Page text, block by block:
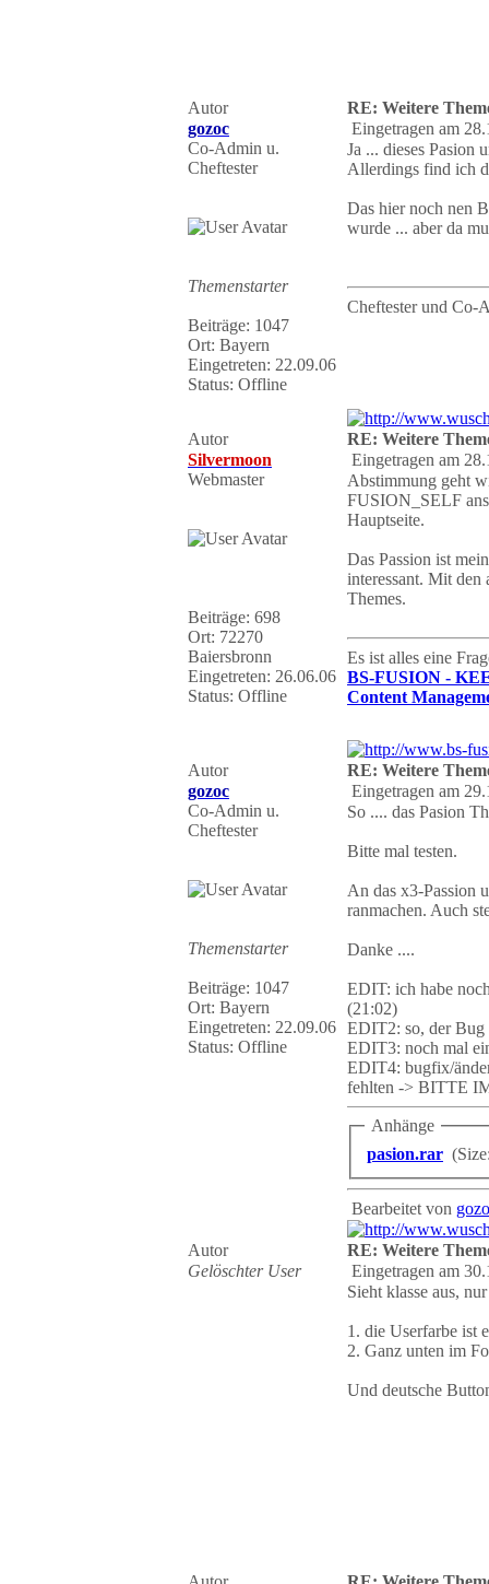
Autor
RE: Weitere
gozoc
Co-Admin u.
Cheftester
Themenstarter
Beiträge: 1047
Ort: Bayern
Eingetreten: 22.09.06
Status: Offline
Eingetragen am
Ja ... dieses Pasion
Allerdings find ich
Das hier noch nen
wurde ... aber da
Cheftester und Co-
Autor
RE: Weitere
Silvermoon
Webmaster
Beiträge: 698
Ort: 72270
Baiersbronn
Eingetreten: 26.06.06
Status: Offline
Eingetragen am
Abstimmung geht
FUSION_SELF
Hauptseite.
Das Passion ist
interessant. Mit den
Themes.
Es ist alles eine
BS-FUSION -
Content
Autor
RE: Weitere
gozoc
Co-Admin u.
Cheftester
Themenstarter
Beiträge: 1047
Ort: Bayern
Eingetreten: 22.09.06
Status: Offline
Eingetragen am
So .... das Pasion
Bitte mal testen.
An das x3-Passion
ranmachen. Auch
Danke ....
EDIT: ich habe
(21:02)
EDIT2: so, der Bug
EDIT3: noch mal
EDIT4: bugfix/
fehlten -> BITTE
Anhänge
pasion.rar
Bearbeitet von
Autor
RE: Weitere
Gelöschter User
Eingetragen am
Sieht klasse aus,
1. die Userfarbe ist
2. Ganz unten im
Und deutsche